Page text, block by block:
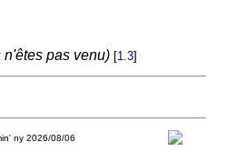
pas venu) [1.3]
ny 2026/08/06